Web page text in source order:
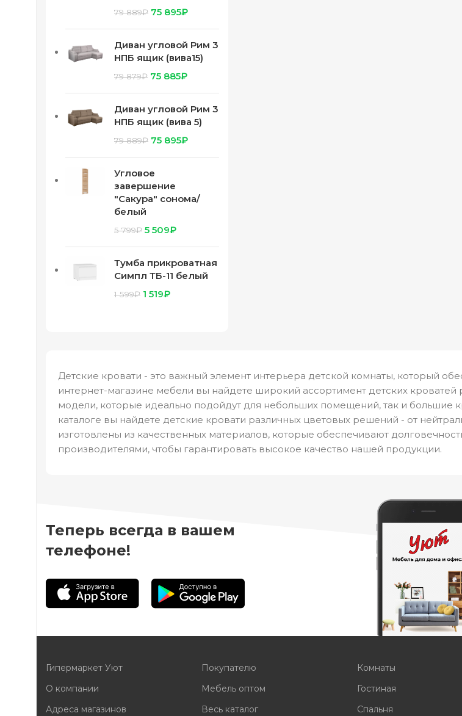
79 889₽ 75 895₽
Диван угловой Рим 3
НПБ ящик (вива15)
79 879₽ 75 885₽
Диван угловой Рим 3
НПБ ящик (вива 5)
79 889₽ 75 895₽
Угловое
завершение
"Сакура" сонома/
белый
5 799₽ 5 509₽
Тумба прикроватная
Симпл ТБ-11 белый
1 599₽ 1 519₽
Детские кровати - это важный элемент интерьера детской комнаты, который
интернет-магазине мебели вы найдете широкий ассортимент детских
модели, которые идеально подойдут для небольших помещений, так и большие
каталоге вы найдете детские кровати различных цветовых решений - от
изготовлены из качественных материалов, которые обеспечивают
производителями, чтобы гарантировать высокое качество нашей продукции.
Теперь всегда в вашем
телефоне!
Гипермаркет Уют
О компании
Адреса магазинов
Покупателю
Мебель оптом
Весь каталог
Комнаты
Гостиная
Спальня